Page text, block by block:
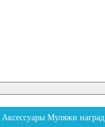
Аксессуары Муляжи наград